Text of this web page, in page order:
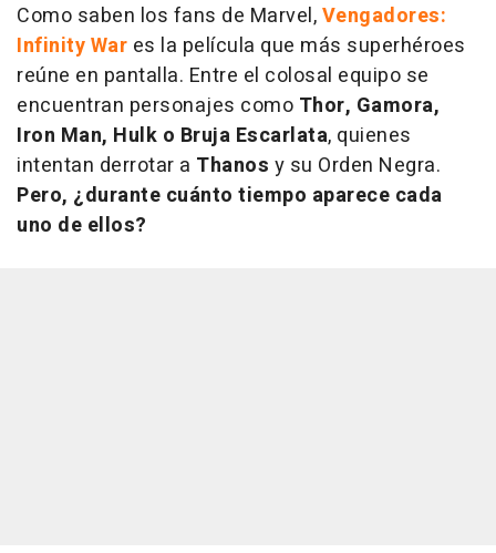
Como saben los fans de Marvel,Vengadores:
Infinity War es la película que más superhéroes
reúne en pantalla. Entre el colosal equipo se
encuentran personajes como Thor, Gamora,
Iron Man, Hulk o Bruja Escarlata, quienes
intentan derrotar a Thanos y su Orden Negra.
Pero, ¿durante cuánto tiempo aparece cada
uno de ellos?